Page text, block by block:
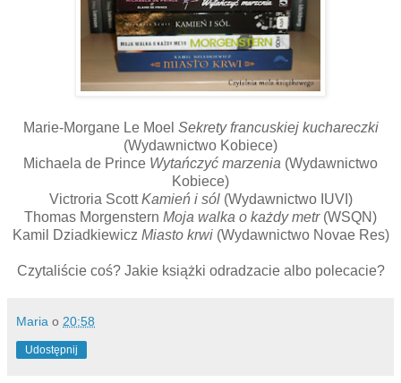
Marie-Morgane Le Moel Sekrety francuskiej kuchareczki
(Wydawnictwo Kobiece)
Michaela de Prince Wytańczyć marzenia (Wydawnictwo
Kobiece)
Victroria ScottKamień i sól(Wydawnictwo IUVI)
Thomas Morgenstern Moja walka o każdy metr(WSQN)
Kamil Dziadkiewicz Miasto krwi (Wydawnictwo Novae Res)
Czytaliście coś? Jakie książki odradzacie albo polecacie?
Maria o 20:58
Udostępnij